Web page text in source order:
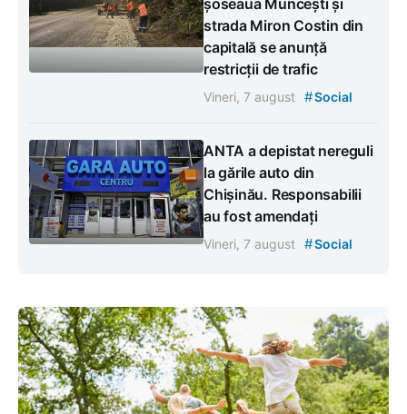
strada Miron Costin din
capitală se anunță
restricții de trafic
Vineri, 7 august #Social
ANTA a depistat nereguli
la gările auto din
Chișinău. Responsabilii
au fost amendați
Vineri, 7 august #Social